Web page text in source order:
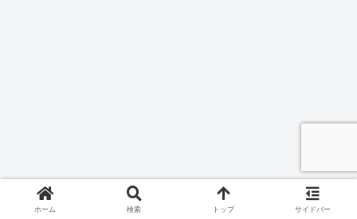
ホーム 検索 トップ サイドバー